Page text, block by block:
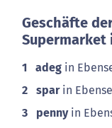
Geschäfte
Supermarket
1 adeg in
2 sparin
3 pennyin